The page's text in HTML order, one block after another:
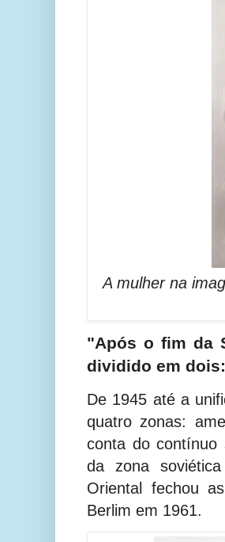
A mulher na
"Após o fim da
dividido em
De 1945 até a
quatro zonas:
conta do contínuo
da zona
Oriental fechou
Berlim em 1961.